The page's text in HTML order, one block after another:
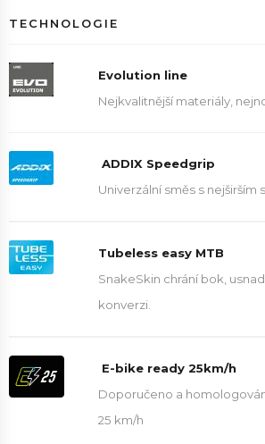
TECHNOLOGIE
Evolution line
Nejkvalitnější materiály,
ADDIX Speedgrip
Univerzální směs s nejširším
Tubeless easy MTB
SnakeSkin chrání bok,
konverzi.
E-bike ready 25km/h
Doporučeno a
25 km/h